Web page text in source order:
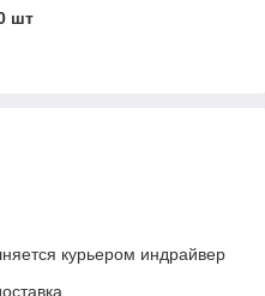
шт
курьером индрайвер